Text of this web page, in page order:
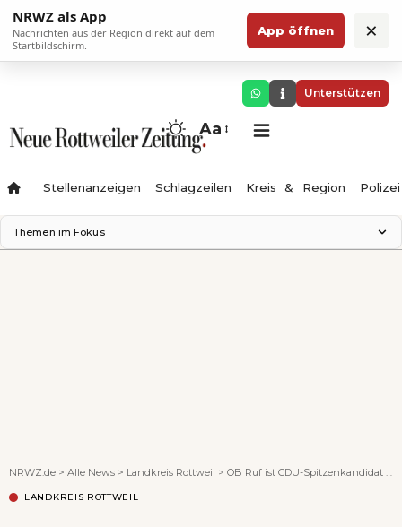
NRWZ als App
Nachrichten aus der Region direkt auf dem
Startbildschirm.
App öffnen ×
Unterstützen
Aa
Stellenanzeigen Schlagzeilen Kreis & Region Polizei
Themen im Fokus
NRWZ.de > Alle News > Landkreis Rottweil > OB Ruf ist CDU-Spitzenkandidat für die Kreistagswahl
LANDKREIS ROTTWEIL